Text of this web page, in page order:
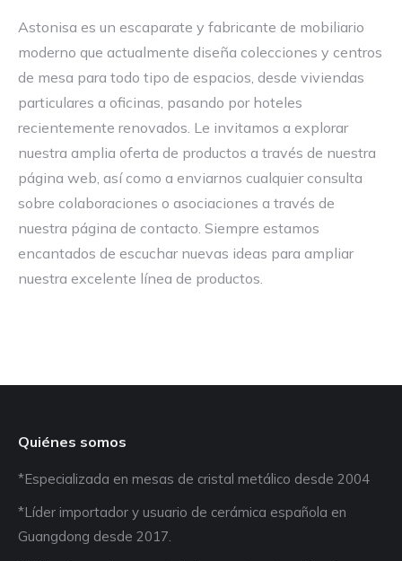
Astonisa es un escaparate y fabricante de mobiliario
moderno que actualmente diseña colecciones y centros
de mesa para todo tipo de espacios, desde viviendas
particulares a oficinas, pasando por hoteles
recientemente renovados. Le invitamos a explorar
nuestra amplia oferta de productos a través de nuestra
página web, así como a enviarnos cualquier consulta
sobre colaboraciones o asociaciones a través de
nuestra página de contacto. Siempre estamos
encantados de escuchar nuevas ideas para ampliar
nuestra excelente línea de productos.
Quiénes somos
*Especializada en mesas de cristal metálico desde 2004
*Líder importador y usuario de cerámica española en
Guangdong desde 2017.